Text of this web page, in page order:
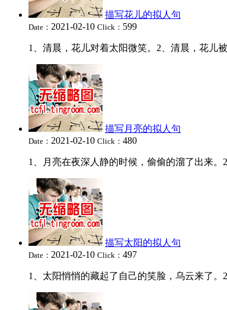
描写花儿的拟人句
Date： 2021-02-10 Click： 599
1、清晨，花儿对着太阳微笑。2、清晨，花儿
描写月亮的拟人句
Date： 2021-02-10 Click： 480
1、月亮在夜深人静的时候，偷偷的溜了出来
描写太阳的拟人句
Date： 2021-02-10 Click： 497
1、太阳悄悄的藏起了自己的笑脸，乌云来了